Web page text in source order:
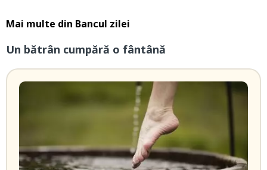
Mai multe din Bancul zilei
Un bătrân cumpără o fântână